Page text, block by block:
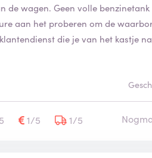
o
o
r
d
de wagen. Geen volle
aan het proberen om de
die je van het kastje
1/5 1/5